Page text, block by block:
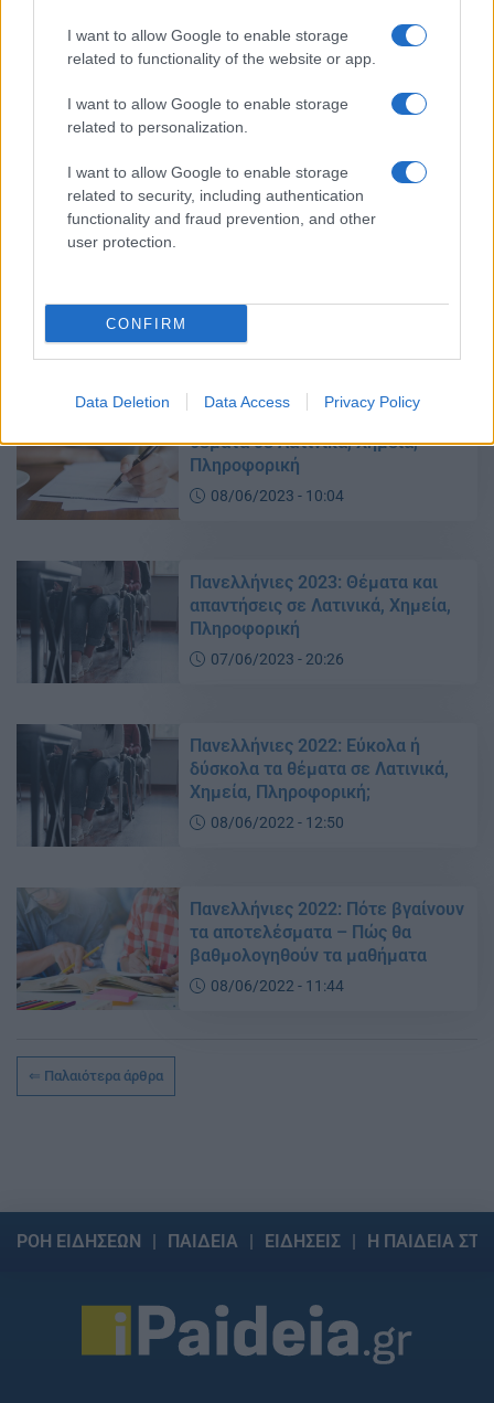
I want to allow Google to enable storage
related to functionality of the website or app.
I want to allow Google to enable storage
related to personalization.
I want to allow Google to enable storage
related to security, including authentication
functionality and fraud prevention, and other
user protection.
CONFIRM
Data Deletion Data Access Privacy Policy
Πανελλήνιες 2024: Προτεινόμενα
θέματα και απαντήσεις για
Χημεία και Πληροφορική
28/05/2024 - 09:06
Χημεία, Πληροφορική;
θέματα σε Λατινικά, Χημεία,
Πληροφορική
08/06/2023 - 10:04
Πανελλήνιες 2023: Θέματα και
απαντήσεις σε Λατινικά, Χημεία,
Πληροφορική
07/06/2023 - 20:26
Πανελλήνιες 2022: Εύκολα ή
δύσκολα τα θέματα σε Λατινικά,
Χημεία, Πληροφορική;
08/06/2022 - 12:50
Πανελλήνιες 2022: Πότε βγαίνουν
τα αποτελέσματα – Πώς θα
βαθμολογηθούν τα μαθήματα
08/06/2022 - 11:44
Παλαιότερα άρθρα
ΡΟΗ ΕΙΔΗΣΕΩΝ ΠΑΙΔΕΙΑ ΕΙΔΗΣΕΙΣ Η ΠΑΙΔΕΙΑ